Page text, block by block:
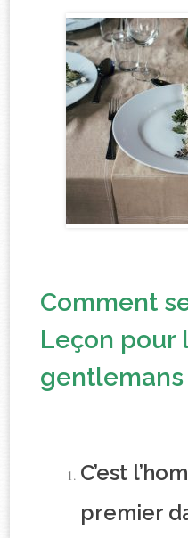
Comment
Leçon pour
gentlemans
C’est
premier